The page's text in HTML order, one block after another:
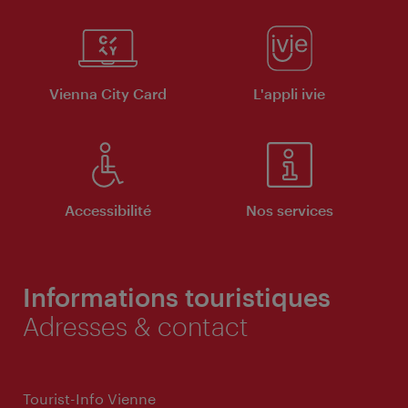
Vienna City Card L'appli ivie
Accessibilité Nos services
Informations touristiques
Adresses & contact
Tourist-Info Vienne